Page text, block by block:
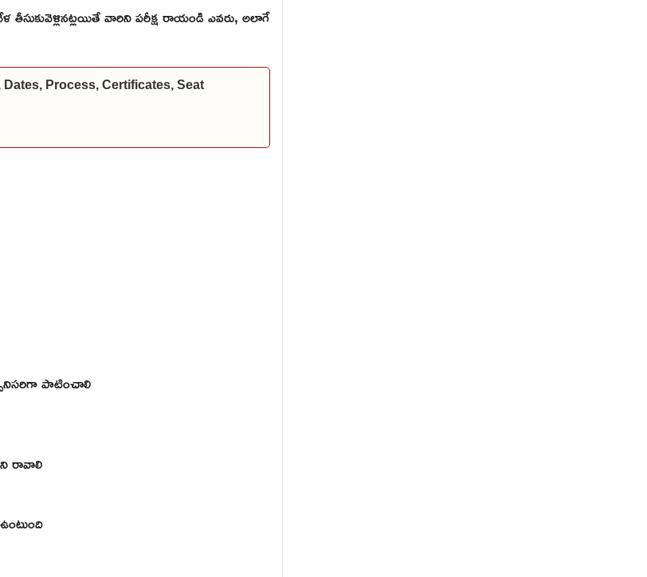
తీసుకువెళ్లినట్లయితే వారిని పరీక్ష రాయండి ఎవరు, అలాగే
Process, Certificates, Seat
పాటించాలి
రావాలి